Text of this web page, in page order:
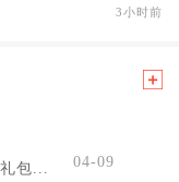
3小时前
包... 04-09